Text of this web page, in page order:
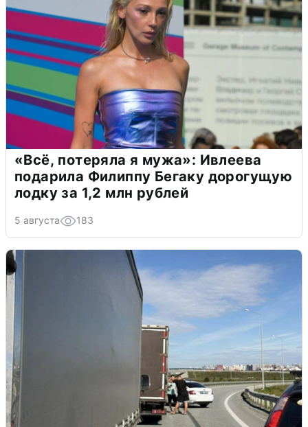
«Всё, потеряла я мужа»: Ивлеева
подарила Филиппу Бегаку дорогущую
лодку за 1,2 млн рублей
5 августа 183